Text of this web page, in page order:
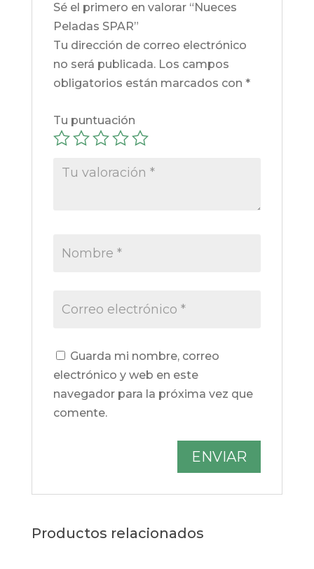
Sé el primero en valorar “Nueces
Peladas SPAR”
Tu dirección de correo electrónico
no será publicada. Los campos
obligatorios están marcados con *
Tu puntuación
Guarda mi nombre, correo
electrónico y web en este
navegador para la próxima vez que
comente.
Productos relacionados